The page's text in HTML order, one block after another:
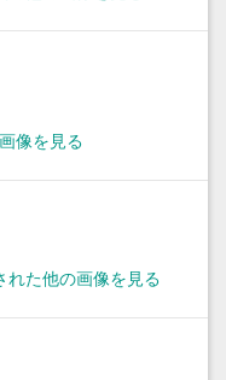
像を見る
れた他の画像を見る